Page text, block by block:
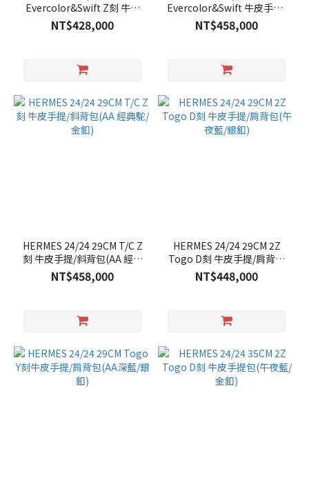
Evercolor&Swift Z刻 牛皮
手提/肩背包(桃X紅/銀釦)
NT$428,000
Evercolor&Swift 牛皮手提/
斜背包(Z刻/AI 金棕/金釦)
NT$458,000
HERMES 24/24 29CM T/C Z
刻 牛皮手提/斜背包(AA 經典
駝/金釦)
NT$458,000
HERMES 24/24 29CM 2Z
Togo D刻 牛皮手提/肩背包
(午夜藍/銀釦)
NT$448,000